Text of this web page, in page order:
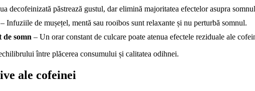
decofeinizată păstrează gustul, dar elimină majoritatea efectelor asupra
– Infuziile de mușețel, mentă sau rooibos sunt relaxante și nu perturbă somnul.
somn – Un orar constant de culcare poate atenua efectele reziduale ale
între plăcerea consumului și calitatea odihnei.
ale cofeinei